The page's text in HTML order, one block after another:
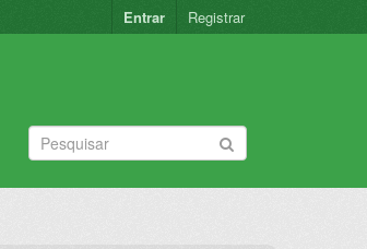
Entrar Registrar